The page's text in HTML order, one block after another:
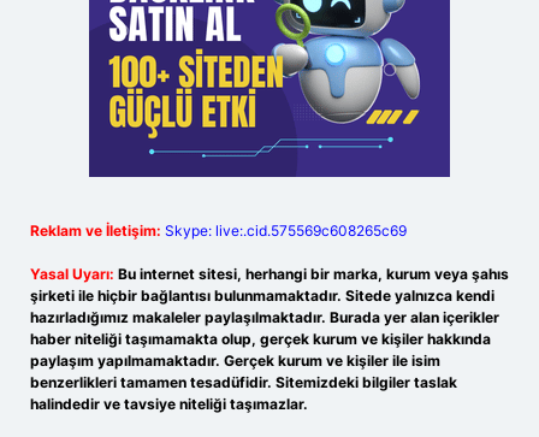
Reklam ve İletişim: Skype: live:.cid.575569c608265c69
Yasal Uyarı: Bu internet sitesi, herhangi bir marka, kurum veya şahıs
şirketi ile hiçbir bağlantısı bulunmamaktadır. Sitede yalnızca kendi
hazırladığımız makaleler paylaşılmaktadır. Burada yer alan içerikler
haber niteliği taşımamakta olup, gerçek kurum ve kişiler hakkında
paylaşım yapılmamaktadır. Gerçek kurum ve kişiler ile isim
benzerlikleri tamamen tesadüfidir. Sitemizdeki bilgiler taslak
halindedir ve tavsiye niteliği taşımazlar.